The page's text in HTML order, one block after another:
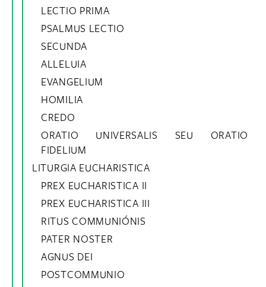
LECTIO PRIMA
PSALMUS LECTIO
SECUNDA
ALLELUIA
EVANGELIUM
HOMILIA
CREDO
ORATIO UNIVERSALIS SEU ORATIO
FIDELIUM
LITURGIA EUCHARISTICA
PREX EUCHARISTICA II
PREX EUCHARISTICA III
RITUS COMMUNIÓNIS
PATER NOSTER
AGNUS DEI
POSTCOMMUNIO